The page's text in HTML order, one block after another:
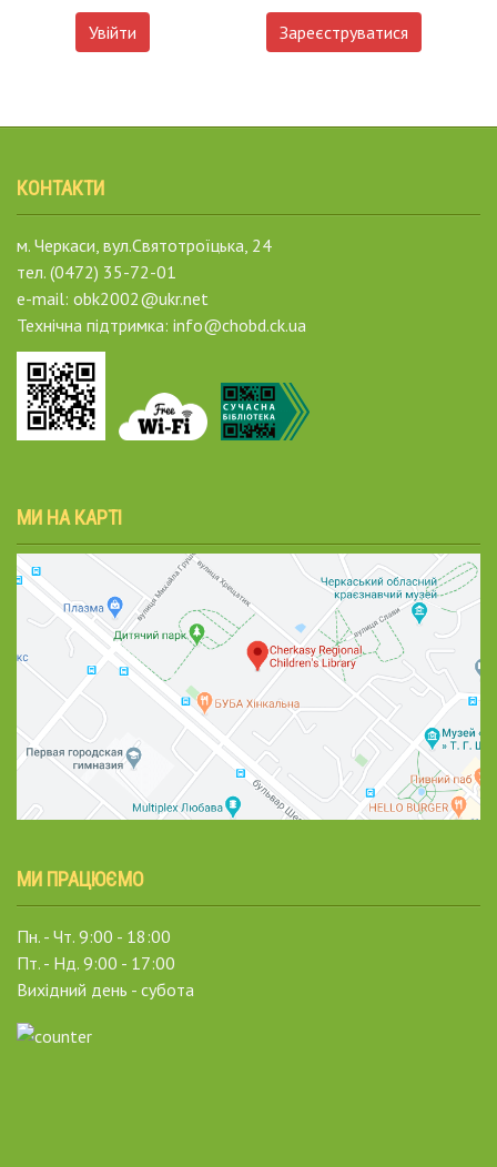
Увійти Зареєструватися
КОНТАКТИ
м. Черкаси, вул.Святотроїцька, 24
тел. (0472) 35-72-01
e-mail: obk2002@ukr.net
Технічна підтримка: info@chobd.ck.ua
МИ НА КАРТІ
МИ ПРАЦЮЄМО
Пн. - Чт. 9:00 - 18:00
Пт. - Нд. 9:00 - 17:00
Вихідний день - субота